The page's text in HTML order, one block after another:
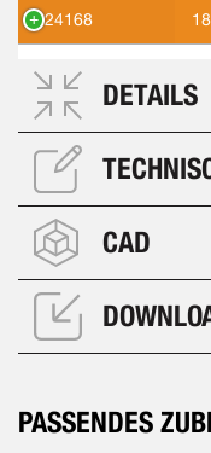
424168
DETAILS
CAD
PASSENDES